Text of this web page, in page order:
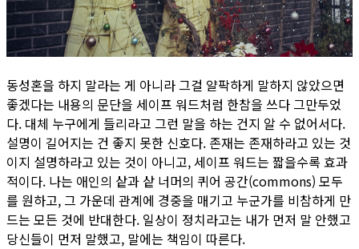
동성혼을 하지 말라는 게 아니라 그걸 얄팍하게 말하지 않았으면
좋겠다는 내용의 문단을 세이프 워드처럼 한참을 쓰다 그만두었
다. 대체 누구에게 들리라고 그런 말을 하는 건지 알 수 없어서다.
설명이 길어지는 건 좋지 못한 신호다. 존재는 존재하라고 있는 것
이지 설명하라고 있는 것이 아니고, 세이프 워드는 짧을수록 효과
적이다. 나는 애인의 샅과 샅 너머의 퀴어 공간(commons) 모두
를 원하고, 그 가운데 관계에 경중을 매기고 ​누군가를 비참하게 만
드는 모든 것에 반대한다. 일상이 정치라고는 내가 먼저 말 안했고
당신들이 먼저 말했고, 말에는 책임이 따른다.